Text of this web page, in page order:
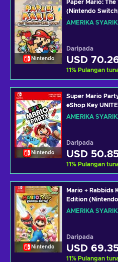
Nintendo
Paper Mario:
(Nintendo
STATES
AMERIKA
Daripada
USD
11% Pulangan
Nintendo
Super Mario
eShop
AMERIKA
Daripada
USD
11% Pulangan
Nintendo
Mario + Rabbids
Edition
UNITED STATES
AMERIKA
Daripada
USD
11% Pulangan